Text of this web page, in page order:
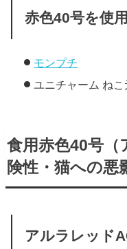
赤色40号を使
モンプチ
ユニチャーム ねこ
食用赤色40号
険性・猫への悪
アルラレッド